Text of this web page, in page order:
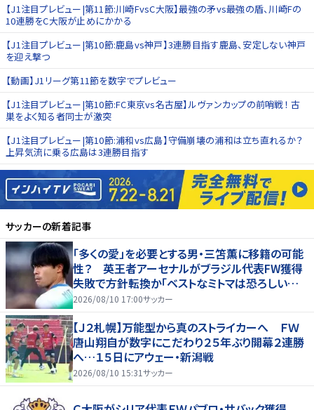
【J1注目プレビュー|第11節:川崎FvsC大阪】最強の矛vs最強の盾、川崎Fの
10連勝をC大阪が止めにかかる
【J1注目プレビュー|第10節:鹿島vs神戸】3連勝目指す鹿島、安定しない神戸
を迎え撃つ
【動画】J1リーグ第11節を数字でプレビュー
【J1注目プレビュー|第10節:FC東京vs名古屋】ルヴァンカップの前哨戦！ 古
巣をよく知る者同士が激突
【J1注目プレビュー|第10節:浦和vs広島】守備崩壊の浦和は立ち直れるか？
上昇気流に乗る広島は3連勝目指す
サッカーの新着記事
「多くの愛」を必要とする男・三笘薫に移籍の可能
性？ 英王者アーセナルがブラジル代表FW獲得
失敗で方針転換か「ベストなミトマは恐ろしいほ
ど優れている」
2026/08/10 17:00サッカー
【Ｊ２札幌】万能型から真のストライカーへ ＦＷ
唐山翔自が数字にこだわり２５年ぶり開幕２連勝
へ…１５日にアウェー・新潟戦
2026/08/10 15:31サッカー